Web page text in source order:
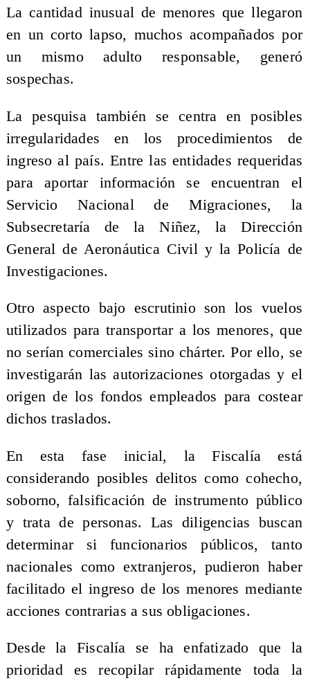
La cantidad inusual de menores que llegaron
en un corto lapso, muchos acompañados por
un mismo adulto responsable, generó
sospechas.
La pesquisa también se centra en posibles
irregularidades en los procedimientos de
ingreso al país. Entre las entidades requeridas
para aportar información se encuentran el
Servicio Nacional de Migraciones, la
Subsecretaría de la Niñez, la Dirección
General de Aeronáutica Civil y la Policía de
Investigaciones.
Otro aspecto bajo escrutinio son los vuelos
utilizados para transportar a los menores, que
no serían comerciales sino chárter. Por ello, se
investigarán las autorizaciones otorgadas y el
origen de los fondos empleados para costear
dichos traslados.
En esta fase inicial, la Fiscalía está
considerando posibles delitos como cohecho,
soborno, falsificación de instrumento público
y trata de personas. Las diligencias buscan
determinar si funcionarios públicos, tanto
nacionales como extranjeros, pudieron haber
facilitado el ingreso de los menores mediante
acciones contrarias a sus obligaciones.
Desde la Fiscalía se ha enfatizado que la
prioridad es recopilar rápidamente toda la